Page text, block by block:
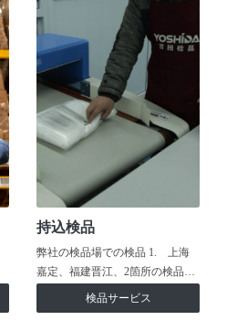
持込検品
弊社の検品場での検品 1. 上海
嘉定、福建晋江、2箇所の検品…
検品サービス